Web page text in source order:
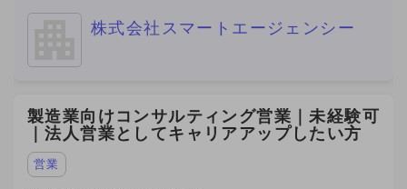
株式会社スマートエージェンシー
製造業向けコンサルティング営業｜未経験可
｜法人営業としてキャリアアップしたい方
営業